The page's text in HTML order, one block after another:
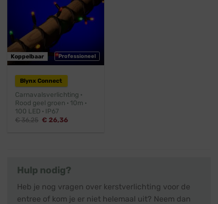
Professioneel
Koppelbaar
Blynx Connect
Carnavalsverlichting ·
Rood geel groen · 10m ·
100 LED · IP67
€36,25 Oorspronkelijke
€ 26,36Huidige
Hulp nodig?
Heb je nog vragen over kerstverlichting voor de
entree of kom je er niet helemaal uit? Neem dan